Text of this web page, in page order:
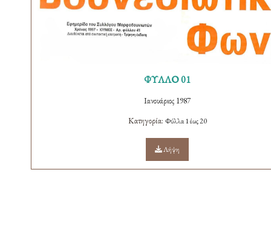
ΦΥΛΛΟ 01
Ιανουάριος 1987
Κατηγορία: Φύλλα 1 έως 20
Λήψη